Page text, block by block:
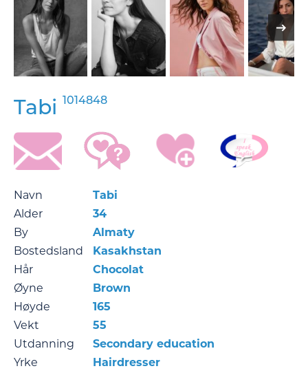
Tabi 1014848
Navn
Tabi
Alder
34
By
Almaty
Bostedsland
Kasakhstan
Hår
Chocolat
Øyne
Brown
Høyde
165
Vekt
55
Utdanning
Secondary education
Yrke
Hairdresser